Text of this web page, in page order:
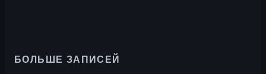
БОЛЬШЕ ЗАПИСЕЙ